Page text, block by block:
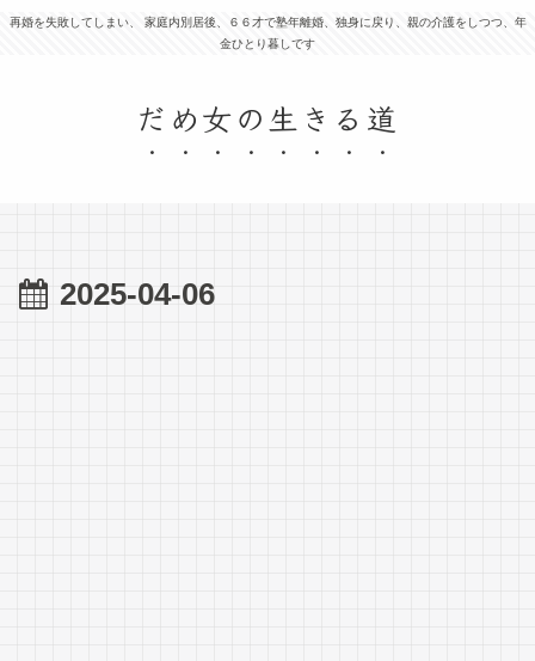
再婚を失敗してしまい、 家庭内別居後、６６才で塾年離婚、独身に戻り、親の介護をしつつ、年
金ひとり暮しです
だめ女の生きる道
2025-04-06